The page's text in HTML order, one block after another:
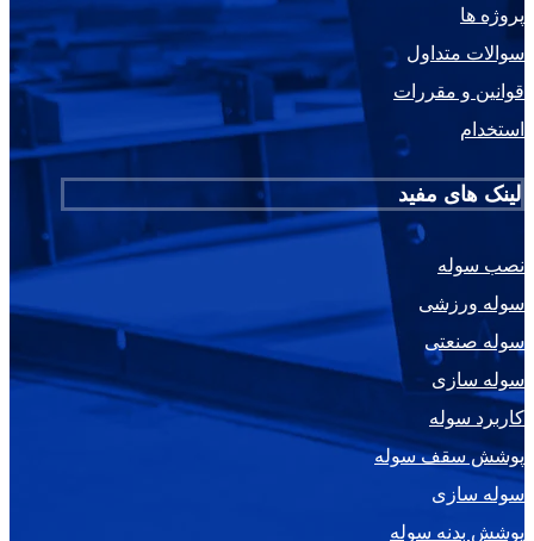
پروژه ها
سوالات متداول
قوانین و مقررات
استخدام
لینک های مفید
نصب سوله
سوله ورزشی
سوله صنعتی
سوله سازی
کاربرد سوله
پوشش سقف سوله
سوله سازی
پوشش بدنه سوله